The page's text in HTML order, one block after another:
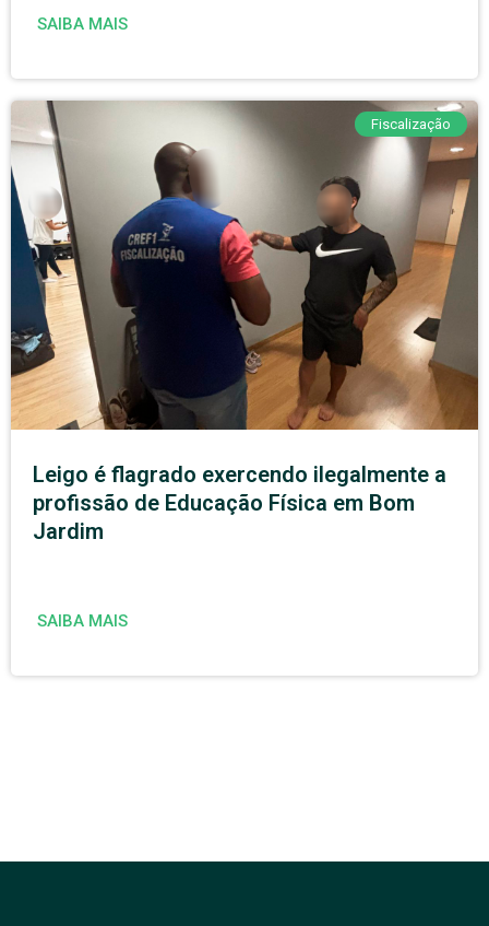
SAIBA MAIS
Fiscalização
Leigo é flagrado exercendo ilegalmente a
profissão de Educação Física em Bom
Jardim
SAIBA MAIS